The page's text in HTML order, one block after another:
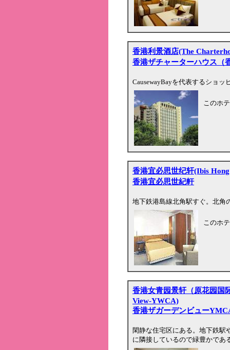
香港利景酒店(The
香港ザチャーターハウス（
CausewayBayを代表するショ
このホ
香港宜必思世纪轩(Ibis
香港宜必思世紀軒
地下鉄港島線北角駅すぐ。北角
このホ
香港女青园景轩（原花园国
View-YWCA)
香港ザガーデンビュー
閑静な住宅区にある。地下鉄駅
に隣接しているので緑豊かであ